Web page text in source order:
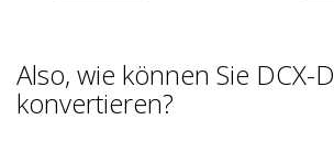
Also, wie können Sie DCX-
konvertieren?